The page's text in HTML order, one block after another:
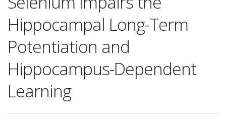
Hippocampal Long-Term
Potentiation and
Hippocampus-Dependent
Learning